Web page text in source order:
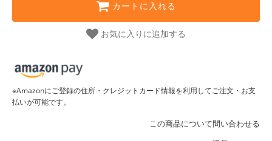
カートに入れる
お気に入りに追加する
※Amazonにご登録の住所・クレジットカード情報を利用してご注文・お支
払いが可能です。
この商品について問い合わせる